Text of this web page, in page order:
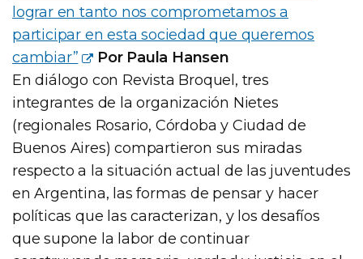
lograr en tanto nos comprometamos a
participar en esta sociedad que queremos
cambiar”
Por Paula Hansen
En diálogo con Revista Broquel, tres
integrantes de la organización Nietes
(regionales Rosario, Córdoba y Ciudad de
Buenos Aires) compartieron sus miradas
respecto a la situación actual de las juventudes
en Argentina, las formas de pensar y hacer
políticas que las caracterizan, y los desafíos
que supone la labor de continuar